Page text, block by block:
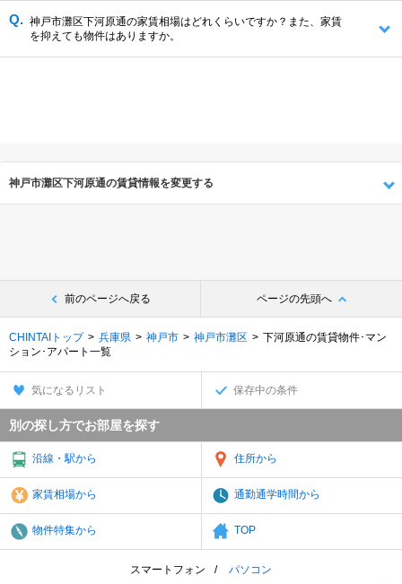
神戸市灘区下河原通の家賃相場はどれくらいですか？また、家賃
を抑えても物件はありますか。
神戸市灘区下河原通の賃貸情報を変更する
前のページへ戻る ページの先頭へ
CHINTAIトップ 兵庫県 神戸市 神戸市灘区
下河原通の賃貸物件･マン
ション･アパート一覧
気になるリスト 保存中の条件
別の探し方でお部屋を探す
沿線・駅から 住所から
家賃相場から 通勤通学時間から
物件特集から TOP
スマートフォン パソコン